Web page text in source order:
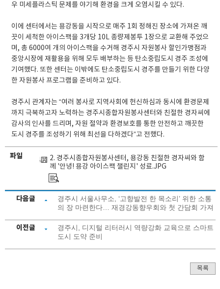
우 미세플라스틱 문제를 야기해 환경을 크게 오염시킬 수 있다.
이에 센터에서는 용강동을 시작으로 매주 1회 정해진 장소에 가져온 깨
끗이 세척한 아이스팩을 3개당 10L 종량제봉투 1장으로 교환해 주었으
며, 총 6000여 개의 아이스팩을 수거해 경주시 자원봉사 할인가맹점과
중앙시장에 재활용을 위해 모두 배부하는 등 탄소중립도시 경주 조성에
기여했다. 또한 센터는 이밖에도 탄소중립도시 경주를 만들기 위한 다양
한 자원봉사 프로그램을 준비하고 있다.
경주시 관계자는 “여러 봉사로 지역사회에 헌신하심과 동시에 환경문제
까지 극복하고자 노력하는 경주시종합자원봉사센터와 친절한 경자씨에
감사의 인사를 드리며, 자원 절약과 환경보호를 통한 안전하고 깨끗한
도시 경주를 조성하기 위해 최선을 다하겠다”고 전했다.
파일
2. 경주시종합자원봉사센터, 용강동 친절한 경자씨와 함
께 '안녕! 용강 아이스팩 챌린지' 성료.JPG
다음글
경주시 서울사무소, ‘고향발전 한 목소리’ 위한 소통
의 장 마련한다… 재경강동향우회와 첫 간담회 가져
이전글
경주시, 디지털 리터러시 역량강화 교육으로 스마트
도시 도약 준비
목록